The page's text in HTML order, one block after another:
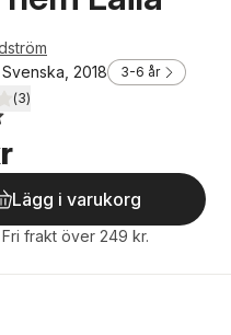
2018
3-6 år
Totalt antal röster:
(3)
Lägg i varukorg
Fri frakt över 249 kr.